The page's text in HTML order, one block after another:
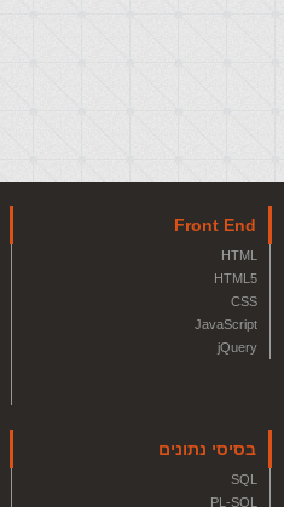
Front End
HTML
HTML5
CSS
JavaScript
jQuery
בסיסי נתונים
SQL
PL-SQL